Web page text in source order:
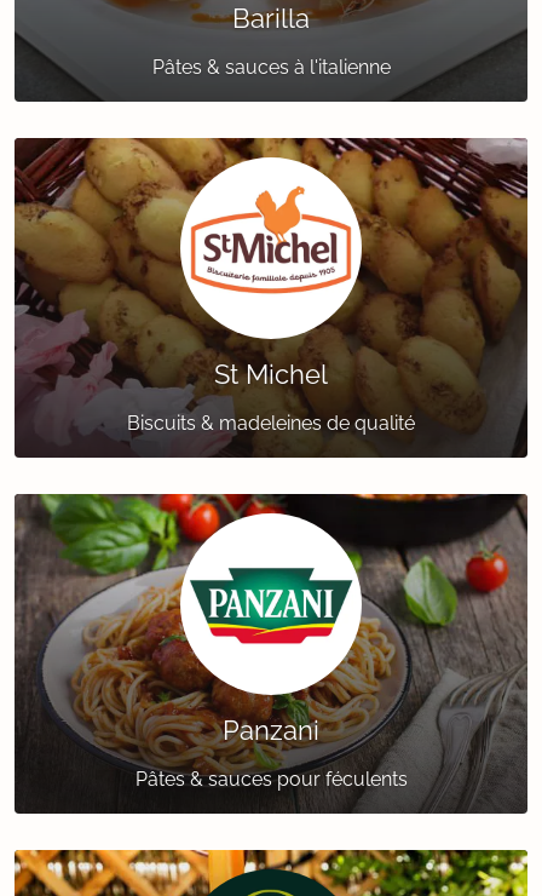
Barilla
Pâtes & sauces à l'italienne
St Michel
Biscuits & madeleines de qualité
Panzani
Pâtes & sauces pour féculents